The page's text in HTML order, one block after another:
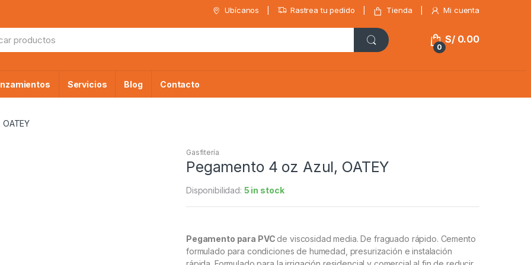
Ubícanos Rastrea tu pedido Tienda Mi cuenta
0
S/0.00
Servicios Blog Contacto
Gasfitería
Pegamento 4 oz Azul, OATEY
Disponibilidad: 5 in stock
Pegamento para PVC de viscosidad media. De fraguado rápido. Cemento
formulado para condiciones de humedad, presurización e instalación